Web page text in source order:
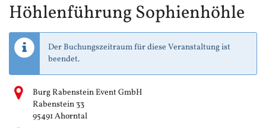
Höhlenführung Sophienhöhle
Der Buchungszeitraum für diese Veranstaltung ist
beendet.
Burg Rabenstein Event GmbH
Rabenstein 33
95491 Ahorntal